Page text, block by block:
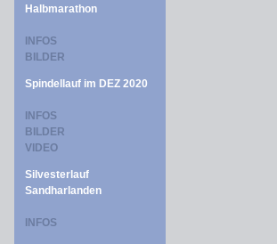
Halbmarathon
INFOS
BILDER
Spindellauf im DEZ 2020
INFOS
BILDER
VIDEO
Silvesterlauf
Sandharlanden
INFOS